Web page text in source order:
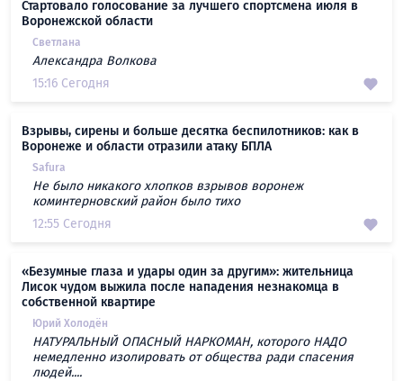
Стартовало голосование за лучшего спортсмена июля в
Воронежской области
Светлана
Александра Волкова
15:16 Сегодня
Взрывы, сирены и больше десятка беспилотников: как в
Воронеже и области отразили атаку БПЛА
Safura
Не было никакого хлопков взрывов воронеж
коминтерновский район было тихо
12:55 Сегодня
«Безумные глаза и удары один за другим»: жительница
Лисок чудом выжила после нападения незнакомца в
собственной квартире
Юрий Холодён
НАТУРАЛЬНЫЙ ОПАСНЫЙ НАРКОМАН, которого НАДО
немедленно изолировать от общества ради спасения
людей....